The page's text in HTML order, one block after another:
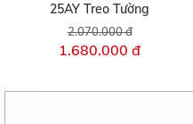
25AY Treo Tường
2.070.000 đ
1.680.000 đ